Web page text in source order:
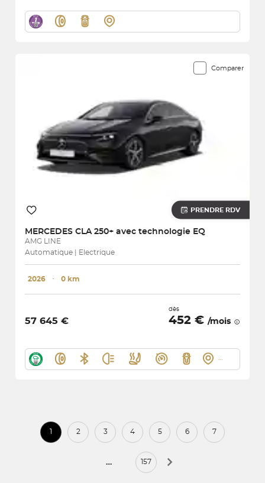
Comparer
PRENDRE RDV
MERCEDES CLA 250+ avec technologie EQ
AMG LINE
Automatique | Electrique
2026 ･ 0 km
57 645 €
dès
452 € /mois
1 2 3 4 5 6 7
… 157